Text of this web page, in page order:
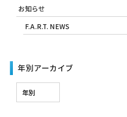
お知らせ
F.A.R.T. NEWS
年別アーカイブ